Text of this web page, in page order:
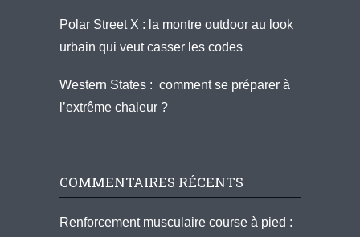
Polar Street X : la montre outdoor au look
urbain qui veut casser les codes
Western States : comment se préparer à
l’extrême chaleur ?
COMMENTAIRES RÉCENTS
Renforcement musculaire course à pied :